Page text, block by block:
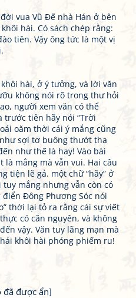
vua Vũ Đế nhà Hán ở bên
hài. Có sách chép rằng:
tiên. Vậy ông tức là một vị
hài, ở ý tưởng, và lời văn
không nói rõ trong thư hỏi
người xem văn có thể
trước tiên hãy nói “Trời
oăm thời cái ý mắng cũng
sợi tơ buông thướt tha
như thế là hay! Vào bài
mắng mà vẫn vui. Hai câu
tiện lẽ gả. một chữ “hãy” ở
mắng nhưng vẫn còn có
Đông Phương Sóc nói
thời lại tỏ ra rằng cái sự viết
có căn nguyên, và không
vậy. Văn tuy lãng mạn mà
khôi hài phóng phiếm ru!
đã được ẩn]